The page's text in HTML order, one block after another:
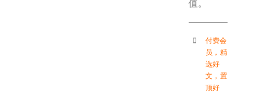
值。
付费会
员 ， 精
选好
文 ， 置
顶好